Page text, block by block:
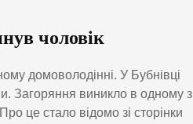
чоловік
домоволодінні. У Бубнівці
Загоряння виникло в одному з
це стало відомо зі сторінки